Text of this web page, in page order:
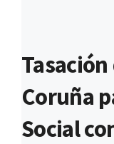
Coruña
Social